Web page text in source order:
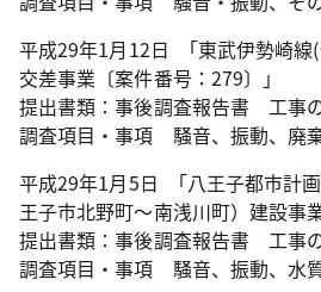
平成29年1月12日 ｢東武伊勢崎線
交差事業〔案件番号：279〕」
提出書類：事後調査報告書 工事
調査項目・事項 騒音、振動、廃
平成29年1月5日 ｢八王子都市計
王子市北野町～南浅川町）建設事
提出書類：事後調査報告書 工事
調査項目・事項 騒音、振動、水